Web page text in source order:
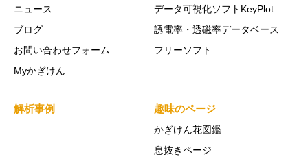
ニュース
ブログ
お問い合わせフォーム
Myかぎけん
データ可視化ソフトKeyPlot
誘電率・透磁率データベース
フリーソフト
解析事例 趣味のページ
かぎけん花図鑑
息抜きページ